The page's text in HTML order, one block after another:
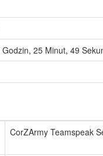
Godzin, 25 Minut, 49
CorZArmy Teamspeak